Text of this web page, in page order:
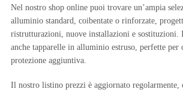
Nel nostro shop online puoi trovare un’ampia
alluminio standard, coibentate o rinforzate,
ristrutturazioni, nuove installazioni e sostituzioni.
anche tapparelle in alluminio estruso, perfette per
protezione aggiuntiva.
Il nostro listino prezzi è aggiornato regolarmente,